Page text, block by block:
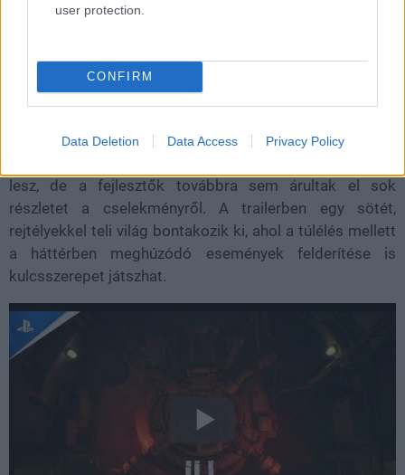
user protection.
CONFIRM
Data Deletion Data Access Privacy Policy
A horrorrajongók számára különösen érdekes lehet,
hangulata erősen támaszkodik a klasszikus testhorror-
elemekre, amelyek olyan alkotásokat idézhetnek fel, mint
John Carpenter A dolog című filmje vagy a Resident Evil
lesz, de a fejlesztők továbbra sem árultak el sok
részletet a cselekményről. A trailerben egy sötét,
rejtélyekkel teli világ bontakozik ki, ahol a túlélés mellett
a háttérben meghúzódó események felderítése is
kulcsszerepet játszhat.